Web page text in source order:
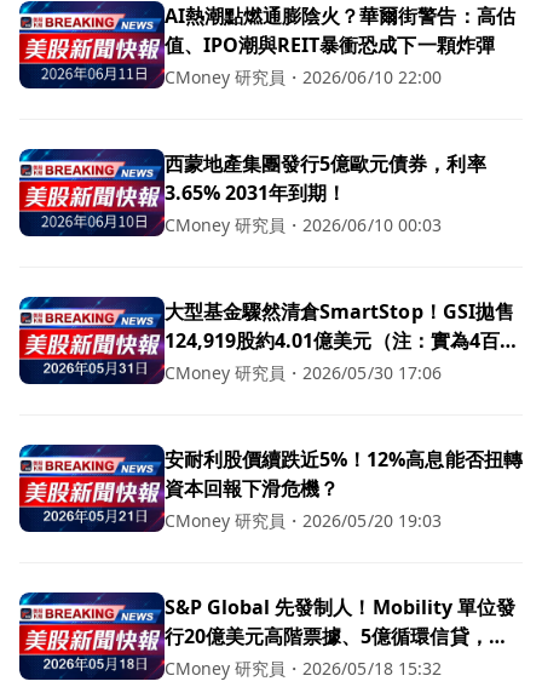
AI熱潮點燃通膨陰火？華爾街警告：高估
值、IPO潮與REIT暴衝恐成下一顆炸彈
CMoney 研究員 ・ 2026/06/10 22:00
西蒙地產集團發行5億歐元債券，利率
3.65% 2031年到期！
CMoney 研究員 ・ 2026/06/10 00:03
大型基金驟然清倉SmartStop！GSI拋售
124,919股約4.01億美元（注：實為4百萬
美元）引發關注
CMoney 研究員 ・ 2026/05/30 17:06
安耐利股價續跌近5%！12%高息能否扭轉
資本回報下滑危機？
CMoney 研究員 ・ 2026/05/20 19:03
S&P Global 先發制人！Mobility 單位發
行20億美元高階票據、5億循環信貸，分
拆衝刺
CMoney 研究員 ・ 2026/05/18 15:32